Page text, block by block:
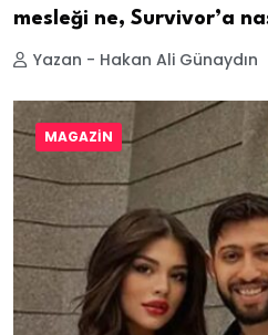
mesleği ne, Survivor’a
Yazan - Hakan Ali Günaydın
MAGAZIN